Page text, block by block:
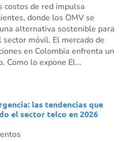
costos de red impulsa
donde los OMV se
alternativa sostenible para
móvil. El mercado de
en Colombia enfrenta un
Como lo expone El...
las tendencias que
el sector telco en 2026